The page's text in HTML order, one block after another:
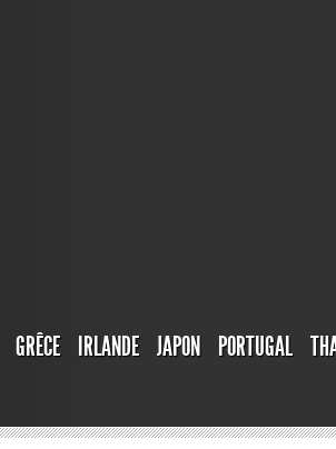
GRÊCE IRLANDE JAPON PORTUGAL